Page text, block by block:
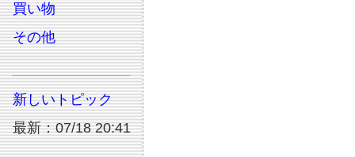
買い物
その他
新しいトピック
最新：07/18 20:41